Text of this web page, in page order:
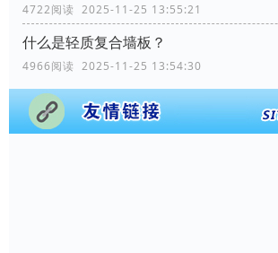
4722阅读 2025-11-25 13:55:21
什么是轻质复合墙板？
4966阅读 2025-11-25 13:54:30